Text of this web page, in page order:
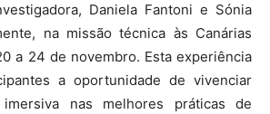
Daniela Fantoni e Sónia
na missão técnica às Canárias
a 24 de novembro. Esta experiência
a oportunidade de vivenciar
nas melhores práticas de